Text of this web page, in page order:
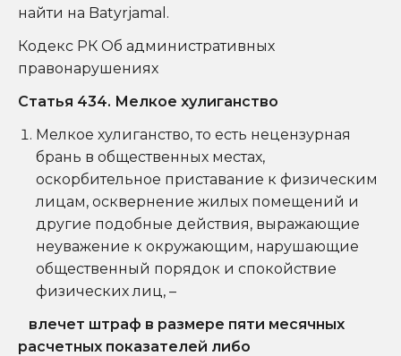
найти на Batyrjamal .
Кодекс РК Об административных
правонарушениях
Статья 434. Мелкое хулиганство
Мелкое хулиганство, то есть нецензурная
брань в общественных местах,
оскорбительное приставание к физическим
лицам, осквернение жилых помещений и
другие подобные действия, выражающие
неуважение к окружающим, нарушающие
общественный порядок и спокойствие
физических лиц, –
влечет штраф в размере пяти месячных
расчетных показателей либо